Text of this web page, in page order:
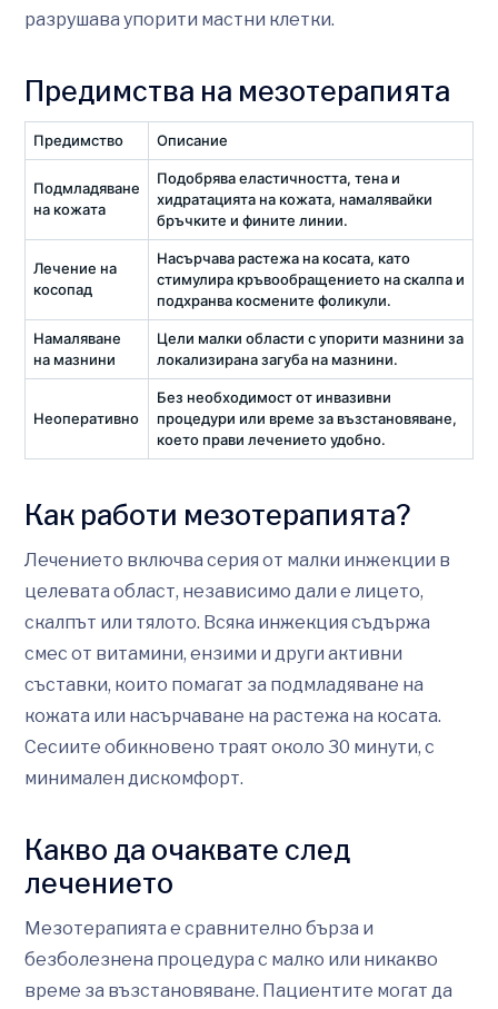
разрушава упорити мастни клетки.
Предимства на мезотерапията
Предимство Описание
Подмладяване
на кожата
Подобрява еластичността, тена и
хидратацията на кожата, намалявайки
бръчките и фините линии.
Лечение на
косопад
Насърчава растежа на косата, като
стимулира кръвообращението на скалпа и
подхранва космените фоликули.
Намаляване
на мазнини
Цели малки области с упорити мазнини за
локализирана загуба на мазнини.
Неоперативно
Без необходимост от инвазивни
процедури или време за възстановяване,
което прави лечението удобно.
Как работи мезотерапията?
Лечението включва серия от малки инжекции в
целевата област, независимо дали е лицето,
скалпът или тялото. Всяка инжекция съдържа
смес от витамини, ензими и други активни
съставки, които помагат за подмладяване на
кожата или насърчаване на растежа на косата.
Сесиите обикновено траят около 30 минути, с
минимален дискомфорт.
Какво да очаквате след
лечението
Мезотерапията е сравнително бърза и
безболезнена процедура с малко или никакво
време за възстановяване. Пациентите могат да